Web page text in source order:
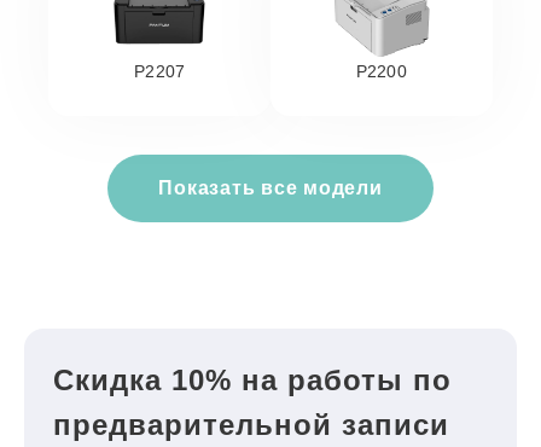
P2207 P2200
Показать все модели
Скидка 10% на работы по
предварительной записи